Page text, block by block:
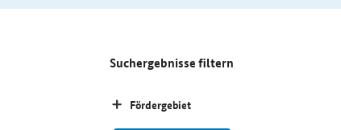
Suchergebnisse filtern
Fördergebiet